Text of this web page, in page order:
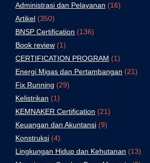
Administrasi dan Pelayanan (16)
Artikel (350)
BNSP Certification (136)
Book review (1)
CERTIFICATION PROGRAM (1)
Energi Migas dan Pertambangan (21)
Fix Running (29)
Kelistrikan (1)
KEMNAKER Certification (21)
Keuangan dan Akuntansi (9)
Konstruksi (4)
Lingkungan Hidup dan Kehutanan (13)